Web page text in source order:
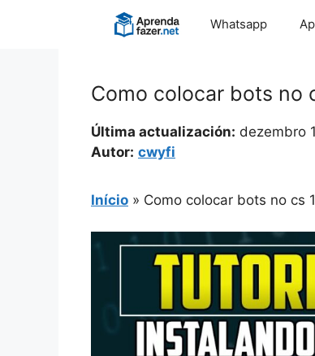
Whatsapp
Como colocar bots no
Última actualización: dezembro
Autor: cwyfi
Início » Como colocar bots no cs